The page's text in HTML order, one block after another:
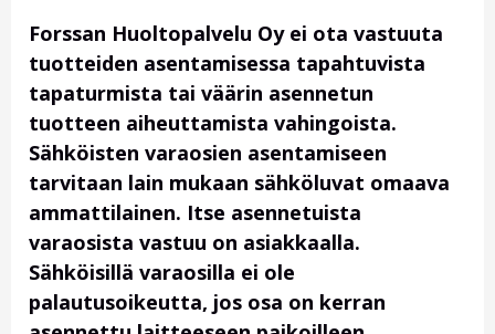
Forssan Huoltopalvelu Oy ei ota vastuuta
tuotteiden asentamisessa tapahtuvista
tapaturmista tai väärin asennetun
tuotteen aiheuttamista vahingoista.
Sähköisten varaosien asentamiseen
tarvitaan lain mukaan sähköluvat omaava
ammattilainen. Itse asennetuista
varaosista vastuu on asiakkaalla.
Sähköisillä varaosilla ei ole
palautusoikeutta, jos osa on kerran